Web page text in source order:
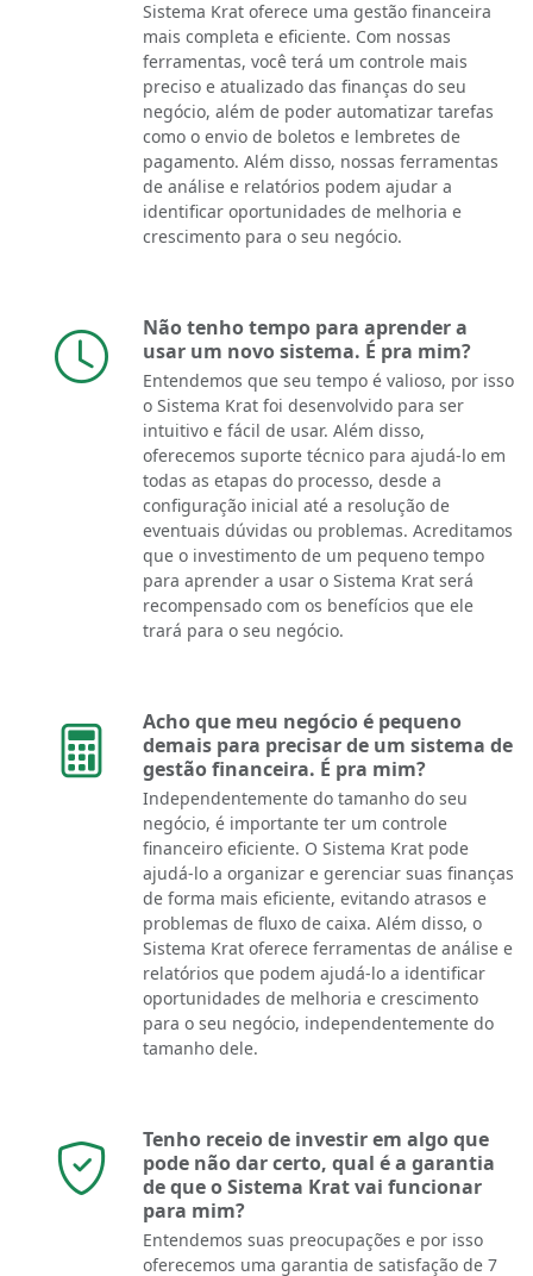
Sistema Krat oferece uma gestão financeira
mais completa e eficiente. Com nossas
ferramentas, você terá um controle mais
preciso e atualizado das finanças do seu
negócio, além de poder automatizar tarefas
como o envio de boletos e lembretes de
pagamento. Além disso, nossas ferramentas
de análise e relatórios podem ajudar a
identificar oportunidades de melhoria e
crescimento para o seu negócio.
Não tenho tempo para aprender a
usar um novo sistema. É pra mim?
Entendemos que seu tempo é valioso, por isso
o Sistema Krat foi desenvolvido para ser
intuitivo e fácil de usar. Além disso,
oferecemos suporte técnico para ajudá-lo em
todas as etapas do processo, desde a
configuração inicial até a resolução de
eventuais dúvidas ou problemas. Acreditamos
que o investimento de um pequeno tempo
para aprender a usar o Sistema Krat será
recompensado com os benefícios que ele
trará para o seu negócio.
Acho que meu negócio é pequeno
demais para precisar de um sistema de
gestão financeira. É pra mim?
Independentemente do tamanho do seu
negócio, é importante ter um controle
financeiro eficiente. O Sistema Krat pode
ajudá-lo a organizar e gerenciar suas finanças
de forma mais eficiente, evitando atrasos e
problemas de fluxo de caixa. Além disso, o
Sistema Krat oferece ferramentas de análise e
relatórios que podem ajudá-lo a identificar
oportunidades de melhoria e crescimento
para o seu negócio, independentemente do
tamanho dele.
Tenho receio de investir em algo que
pode não dar certo, qual é a garantia
de que o Sistema Krat vai funcionar
para mim?
Entendemos suas preocupações e por isso
oferecemos uma garantia de satisfação de 7